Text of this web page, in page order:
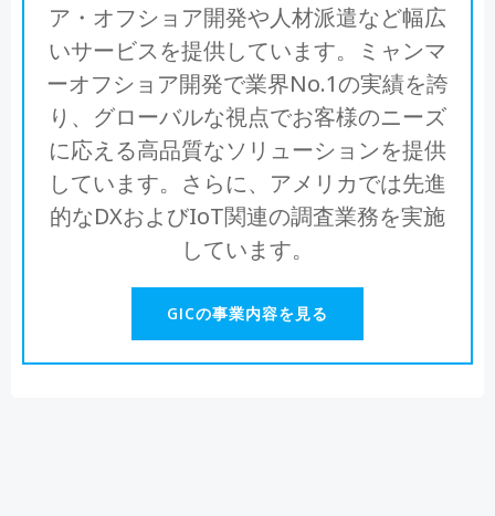
ア・オフショア開発や人材派遣など幅広
いサービスを提供しています。ミャンマ
ーオフショア開発で業界No.1の実績を誇
り、グローバルな視点でお客様のニーズ
に応える高品質なソリューションを提供
しています。さらに、アメリカでは先進
的なDXおよびIoT関連の調査業務を実施
しています。
GICの事業内容を見る